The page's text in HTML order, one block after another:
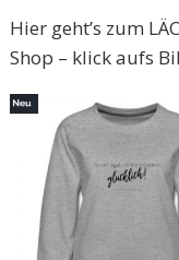
Hier geht’s zum
Shop – klick aufs